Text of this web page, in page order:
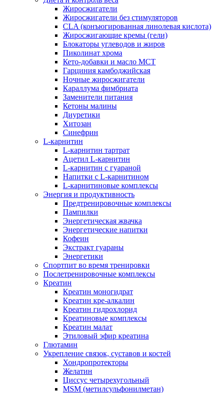
Жиросжигатели
Жиросжигатели без стимуляторов
CLA (конъюгированная линолевая кислота)
Жиросжигающие кремы (гели)
Блокаторы углеводов и жиров
Пиколинат хрома
Кето-добавки и масло МСТ
Гарциния камбоджийская
Ночные жиросжигатели
Караллума фимбриата
Заменители питания
Кетоны малины
Диуретики
Хитозан
Синефрин
L-карнитин
L-карнитин тартрат
Ацетил L-карнитин
L-карнитин с гуараной
Напитки c L-карнитином
L-карнитиновые комплексы
Энергия и продуктивность
Предтренировочные комплексы
Пампилки
Энергетическая жвачка
Энергетические напитки
Кофеин
Экстракт гуараны
Энергетики
Спортпит во время тренировки
Послетренировочные комплексы
Креатин
Креатин моногидрат
Креатин кре-алкалин
Креатин гидрохлорид
Креатиновые комплексы
Креатин малат
Этиловый эфир креатина
Глютамин
Укрепление связок, суставов и костей
Хондропротекторы
Желатин
Циссус четырехугольный
MSM (метилсульфонилметан)